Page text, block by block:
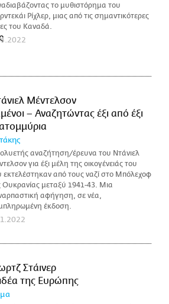
το μυθιστόρημα του
Ρίχλερ, μιας από τις σημαντικότερες
του Καναδά.
Μέντελσον
– Αναζητώντας έξι από έξι
αναζήτηση/έρευνα του Ντάνιελ
για έξι μέλη της οικογένειάς του
εκτελέστηκαν από τους ναζί στο Μπόλεχοφ
Ουκρανίας μεταξύ 1941-43. Μια
αφήγηση, σε νέα,
έκδοση.
Στάινερ
της Ευρώπης